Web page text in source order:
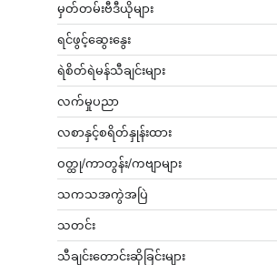
မှတ်တမ်းဗီဒီယိုများ
ရင်ဖွင့်ဆွေးနွေး
ရဲစိတ်ရဲမန်သီချင်းများ
လက်မှုပညာ
လစာနှင့်စရိတ်နှုန်းထား
ဝတ္ထု/ကာတွန်း/ကဗျာများ
သကသအကွဲအပြဲ
သတင်း
သီချင်းတောင်းဆိုခြင်းများ